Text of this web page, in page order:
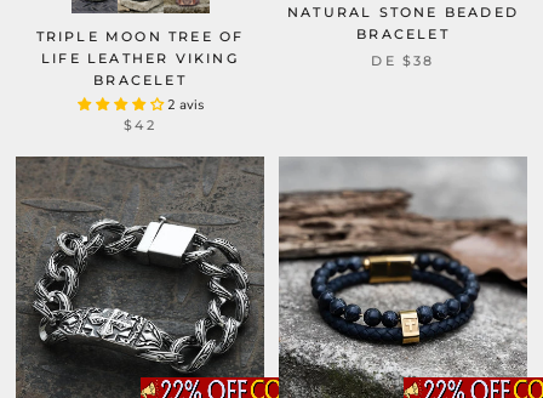
TRIPLE MOON TREE OF
LIFE LEATHER VIKING
BRACELET
2 avis
$42
NATURAL STONE BEADED
BRACELET
DE $38